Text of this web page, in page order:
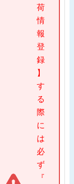
荷
情
報
登
録
】
す
る
際
に
は
必
ず
『